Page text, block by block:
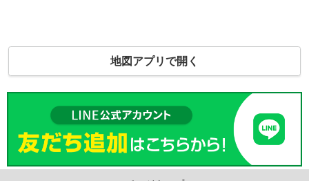
地図アプリで開く